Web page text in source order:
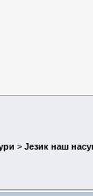
> Језик наш